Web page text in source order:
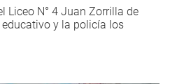
Liceo N° 4 Juan Zorrilla de
y la policía los